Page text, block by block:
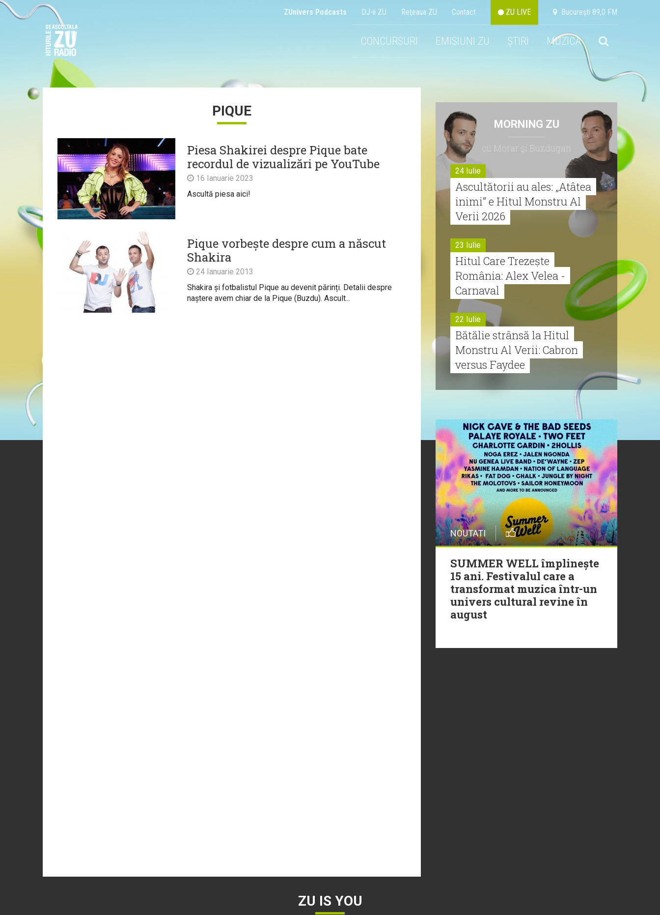
ZUnivers Podcasts DJ-ii ZU Reţeaua ZU Contact ZU LIVE Bucureşti 89,0 FM
CONCURSURI EMISIUNI ZU ȘTIRI MUZICA
PIQUE
Piesa Shakirei despre Pique bate
recordul de vizualizări pe YouTube
16 Ianuarie 2023
Ascultă piesa aici!
Pique vorbește despre cum a născut
Shakira
24 Ianuarie 2013
Shakira și fotbalistul Pique au devenit părinți. Detalii despre
naștere avem chiar de la Pique (Buzdu). Ascult...
MORNING ZU
cu Morar şi Buzdugan
24 Iulie
Ascultătorii au ales: „Atâtea
inimi” e Hitul Monstru Al
Verii 2026
23 Iulie
Hitul Care Trezește
România: Alex Velea -
Carnaval
22 Iulie
Bătălie strânsă la Hitul
Monstru Al Verii: Cabron
versus Faydee
Cabron vine cu Hitul
Monstru al Verii
20 Iulie
Episod nou | Muzica Aia x
DJ Christian Thomson
20 Iulie
Torpedoul lui Morar: Theo
Rose - „Ceai lângă tine”
NOUTATI
SUMMER WELL împlinește
15 ani. Festivalul care a
transformat muzica într-un
univers cultural revine în
august
ZU IS YOU